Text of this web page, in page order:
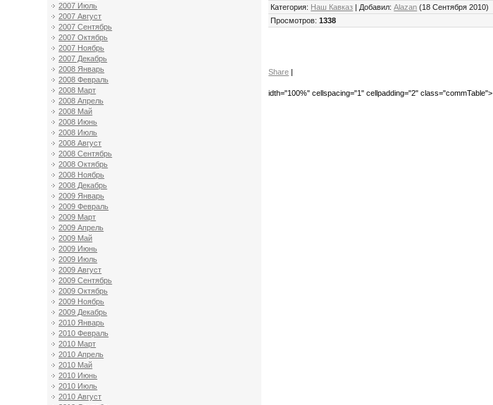
2007 Июль
2007 Август
2007 Сентябрь
2007 Октябрь
2007 Ноябрь
2007 Декабрь
2008 Январь
2008 Февраль
2008 Март
2008 Апрель
2008 Май
2008 Июнь
2008 Июль
2008 Август
2008 Сентябрь
2008 Октябрь
2008 Ноябрь
2008 Декабрь
2009 Январь
2009 Февраль
2009 Март
2009 Апрель
2009 Май
2009 Июнь
2009 Июль
2009 Август
2009 Сентябрь
2009 Октябрь
2009 Ноябрь
2009 Декабрь
2010 Январь
2010 Февраль
2010 Март
2010 Апрель
2010 Май
2010 Июнь
2010 Июль
2010 Август
Категория: Наш Кавказ | Добавил:Alazan (18 Сентября 2010)
Просмотров:1338
Share
idth="100%" cellspacing="1" cellpadding="2" class="commTable">